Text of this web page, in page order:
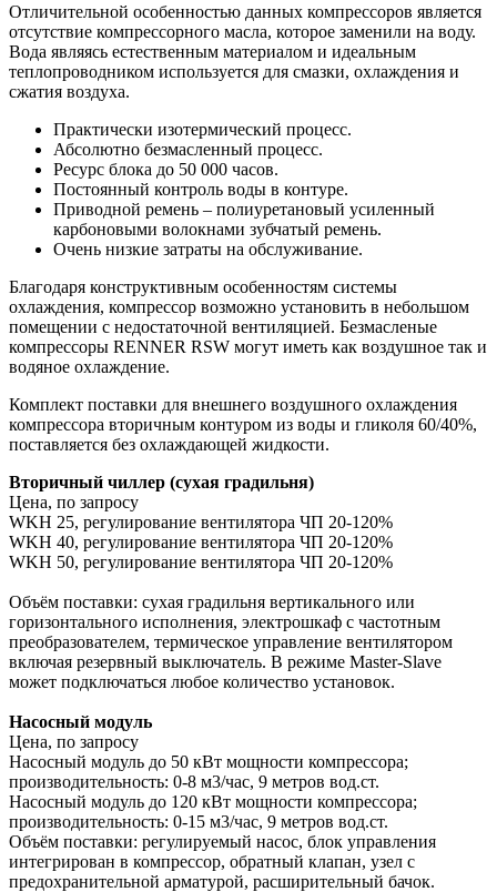
Отличительной особенностью данных компрессоров является
отсутствие компрессорного масла, которое заменили на воду.
Вода являясь естественным материалом и идеальным
теплопроводником используется для смазки, охлаждения и
сжатия воздуха.
Практически изотермический процесс.
Абсолютно безмасленный процесс.
Ресурс блока до 50 000 часов.
Постоянный контроль воды в контуре.
Приводной ремень – полиуретановый усиленный
карбоновыми волокнами зубчатый ремень.
Очень низкие затраты на обслуживание.
Благодаря конструктивным особенностям системы
охлаждения, компрессор возможно установить в небольшом
помещении с недостаточной вентиляцией. Безмасленые
компрессоры RENNER RSW могут иметь как воздушное так и
водяное охлаждение.
Комплект поставки для внешнего воздушного охлаждения
компрессора вторичным контуром из воды и гликоля 60/40%,
поставляется без охлаждающей жидкости.
Вторичный чиллер (сухая градильня)
Цена, по запросу
WKH 25, регулирование вентилятора ЧП 20-120%
WKH 40, регулирование вентилятора ЧП 20-120%
WKH 50, регулирование вентилятора ЧП 20-120%
Объём поставки: сухая градильня вертикального или
горизонтального исполнения, электрошкаф с частотным
преобразователем, термическое управление вентилятором
включая резервный выключатель. В режиме Master-Slave
может подключаться любое количество установок.
Насосный модуль
Цена, по запросу
Насосный модуль до 50 кВт мощности компрессора;
производительность: 0-8 м3/час, 9 метров вод.ст.
Насосный модуль до 120 кВт мощности компрессора;
производительность: 0-15 м3/час, 9 метров вод.ст.
Объём поставки: регулируемый насос, блок управления
интегрирован в компрессор, обратный клапан, узел с
предохранительной арматурой, расширительный бачок.